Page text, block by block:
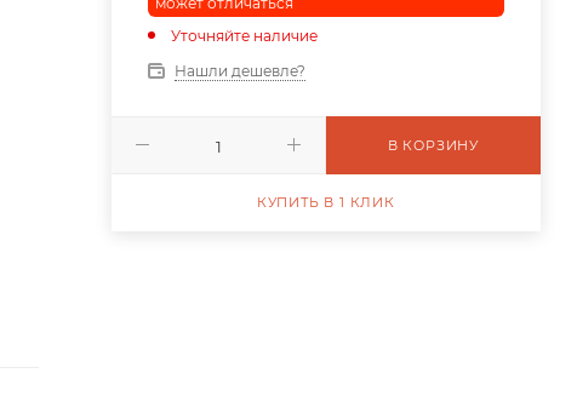
Уточняйте наличие
Нашли дешевле?
В КОРЗИНУ
КУПИТЬ В 1 КЛИК